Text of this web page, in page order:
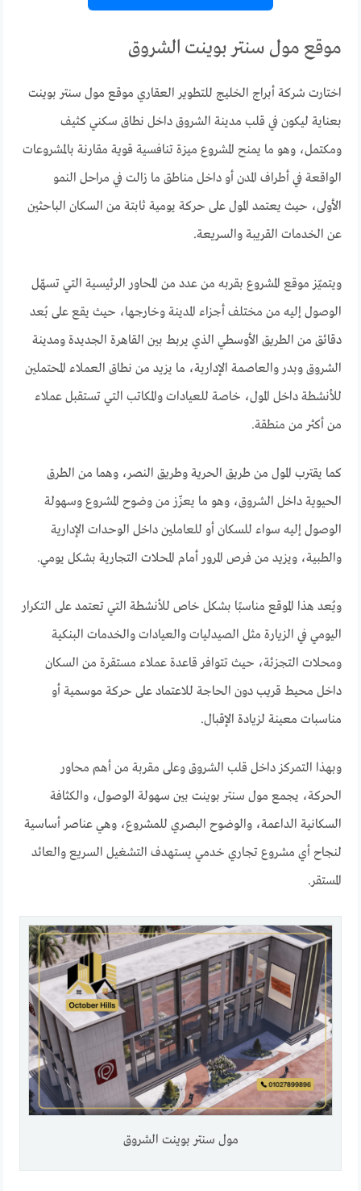
موقع مول سنتر بوينت الشروق
اختارت شركة أبراج الخليج للتطوير العقاري موقع مول سنتر بوينت
بعناية ليكون في قلب مدينة الشروق داخل نطاق سكني كثيف
ومكتمل، وهو ما يمنح المشروع ميزة تنافسية قوية مقارنة بالمشروعات
الواقعة في أطراف المدن أو داخل مناطق ما زالت في مراحل النمو
الأولى، حيث يعتمد المول على حركة يومية ثابتة من السكان الباحثين
عن الخدمات القريبة والسريعة.
ويتميّز موقع المشروع بقربه من عدد من المحاور الرئيسية التي تسهّل
الوصول إليه من مختلف أجزاء المدينة وخارجها، حيث يقع على بُعد
دقائق من الطريق الأوسطي الذي يربط بين القاهرة الجديدة ومدينة
الشروق وبدر والعاصمة الإدارية، ما يزيد من نطاق العملاء المحتملين
للأنشطة داخل المول، خاصة للعيادات والمكاتب التي تستقبل عملاء
من أكثر من منطقة.
كما يقترب المول من طريق الحرية وطريق النصر، وهما من الطرق
الحيوية داخل الشروق، وهو ما يعزّز من وضوح المشروع وسهولة
الوصول إليه سواء للسكان أو للعاملين داخل الوحدات الإدارية
والطبية، ويزيد من فرص المرور أمام المحلات التجارية بشكل يومي.
ويُعد هذا الموقع مناسبًا بشكل خاص للأنشطة التي تعتمد على التكرار
اليومي في الزيارة مثل الصيدليات والعيادات والخدمات البنكية
ومحلات التجزئة، حيث تتوافر قاعدة عملاء مستقرة من السكان
داخل محيط قريب دون الحاجة للاعتماد على حركة موسمية أو
مناسبات معينة لزيادة الإقبال.
وبهذا التمركز داخل قلب الشروق وعلى مقربة من أهم محاور
الحركة، يجمع مول سنتر بوينت بين سهولة الوصول، والكثافة
السكانية الداعمة، والوضوح البصري للمشروع، وهي عناصر أساسية
لنجاح أي مشروع تجاري خدمي يستهدف التشغيل السريع والعائد
المستقر.
مول سنتر بوينت الشروق